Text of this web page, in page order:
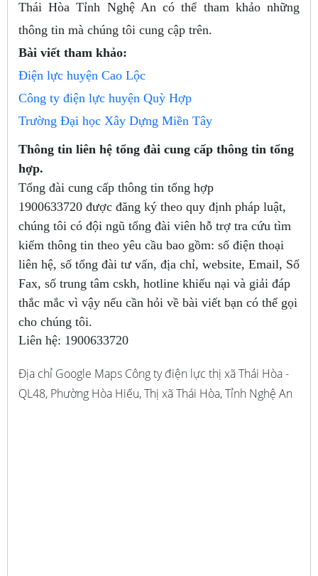
Thái Hòa Tỉnh Nghệ An có thể tham khảo những
thông tin mà chúng tôi cung cập trên.
Bài viết tham khảo:
Điện lực huyện Cao Lộc
Công ty điện lực huyện Quỳ Hợp
Trường Đại học Xây Dựng Miền Tây
Thông tin liên hệ tổng đài cung cấp thông tin tổng
hợp.
Tổng đài cung cấp thông tin tổng hợp
1900633720 được đăng ký theo quy định pháp luật,
chúng tôi có đội ngũ tổng đài viên hỗ trợ tra cứu tìm
kiếm thông tin theo yêu cầu bao gồm: số điện thoại
liên hệ, số tổng đài tư vấn, địa chỉ, website, Email, Số
Fax, số trung tâm cskh, hotline khiếu nại và giải đáp
thắc mắc vì vậy nếu cần hỏi về bài viết bạn có thể gọi
cho chúng tôi.
Liên hệ: 1900633720
Địa chỉ Google Maps Công ty điện lực thị xã Thái Hòa -
QL48, Phường Hòa Hiếu, Thị xã Thái Hòa, Tỉnh Nghệ An